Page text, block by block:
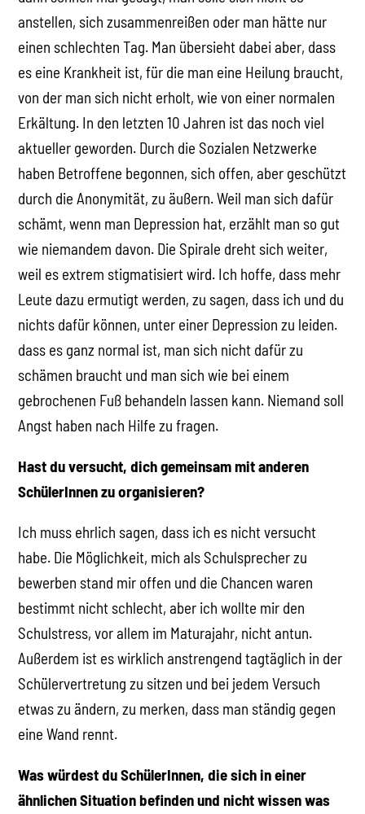
anstellen, sich zusammenreißen oder man hätte nur
einen schlechten Tag. Man übersieht dabei aber, dass
es eine Krankheit ist, für die man eine Heilung braucht,
von der man sich nicht erholt, wie von einer normalen
Erkältung. In den letzten 10 Jahren ist das noch viel
aktueller geworden. Durch die Sozialen Netzwerke
haben Betroffene begonnen, sich offen, aber geschützt
durch die Anonymität, zu äußern. Weil man sich dafür
schämt, wenn man Depression hat, erzählt man so gut
wie niemandem davon. Die Spirale dreht sich weiter,
weil es extrem stigmatisiert wird. Ich hoffe, dass mehr
Leute dazu ermutigt werden, zu sagen, dass ich und du
nichts dafür können, unter einer Depression zu leiden.
dass es ganz normal ist, man sich nicht dafür zu
schämen braucht und man sich wie bei einem
gebrochenen Fuß behandeln lassen kann. Niemand soll
Angst haben nach Hilfe zu fragen.
Hast du versucht, dich gemeinsam mit anderen
SchülerInnen zu organisieren?
Ich muss ehrlich sagen, dass ich es nicht versucht
habe. Die Möglichkeit, mich als Schulsprecher zu
bewerben stand mir offen und die Chancen waren
bestimmt nicht schlecht, aber ich wollte mir den
Schulstress, vor allem im Maturajahr, nicht antun.
Außerdem ist es wirklich anstrengend tagtäglich in der
Schülervertretung zu sitzen und bei jedem Versuch
etwas zu ändern, zu merken, dass man ständig gegen
eine Wand rennt.
Was würdest du SchülerInnen, die sich in einer
ähnlichen Situation befinden und nicht wissen was